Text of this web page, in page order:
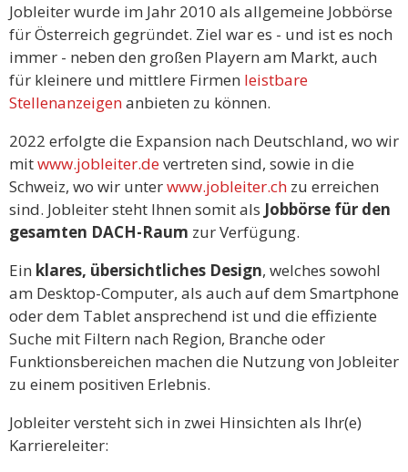
Jobleiter wurde im Jahr 2010 als allgemeine Jobbörse
für Österreich gegründet. Ziel war es - und ist es noch
immer - neben den großen Playern am Markt, auch
für kleinere und mittlere Firmen leistbare
Stellenanzeigenanbieten zu können.
2022 erfolgte die Expansion nach Deutschland, wo wir
mitwww.jobleiter.devertreten sind, sowie in die
Schweiz, wo wir unterwww.jobleiter.ch zu erreichen
sind. Jobleiter steht Ihnen somit als Jobbörse für den
gesamten DACH-Raum zur Verfügung.
Ein klares, übersichtliches Design, welches sowohl
am Desktop-Computer, als auch auf dem Smartphone
oder dem Tablet ansprechend ist und die effiziente
Suche mit Filtern nach Region, Branche oder
Funktionsbereichen machen die Nutzung von Jobleiter
zu einem positiven Erlebnis.
Jobleiter versteht sich in zwei Hinsichten als Ihr(e)
Karriereleiter: